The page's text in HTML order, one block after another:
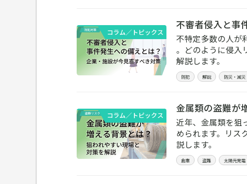
コラム／トピックス
不審者侵入と事
不特定多数の人が
。どのように侵入
解説します。
防犯 解説 防災・減災
コラム／トピックス
金属類の盗難が
近年、金属類を狙
められます。リス
説します。
倉庫 盗難 太陽光発電